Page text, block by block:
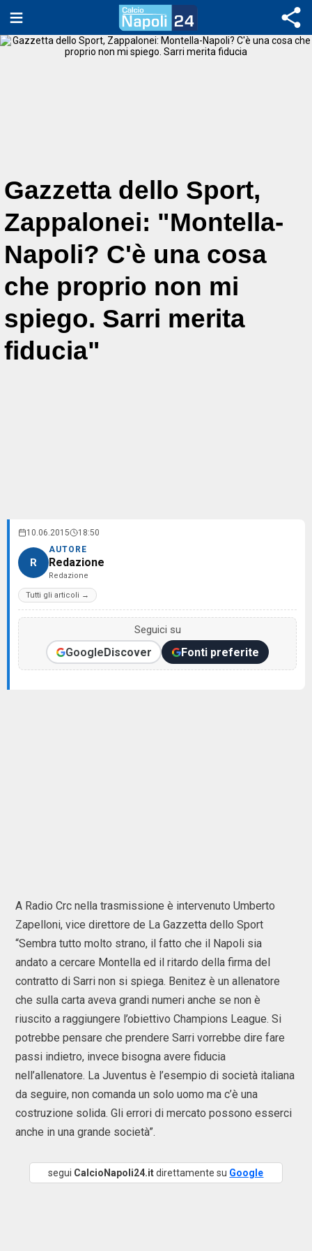
Gazzetta dello Sport,
Zappalonei: "Montella-
Napoli? C'è una cosa
che proprio non mi
spiego. Sarri merita
fiducia"
10.06.2015 18:50
R
AUTORE
Redazione
Redazione
Tutti gli articoli →
Seguici su
GoogleDiscover Fonti preferite
A Radio Crc nella trasmissione è intervenuto Umberto
Zapelloni, vice direttore de La Gazzetta dello Sport
“Sembra tutto molto strano, il fatto che il Napoli sia
andato a cercare Montella ed il ritardo della firma del
contratto di Sarri non si spiega. Benitez è un allenatore
che sulla carta aveva grandi numeri anche se non è
riuscito a raggiungere l’obiettivo Champions League. Si
potrebbe pensare che prendere Sarri vorrebbe dire fare
passi indietro, invece bisogna avere fiducia
nell’allenatore. La Juventus è l’esempio di società italiana
da seguire, non comanda un solo uomo ma c’è una
costruzione solida. Gli errori di mercato possono esserci
anche in una grande società”.
segui CalcioNapoli24.itdirettamente su Google